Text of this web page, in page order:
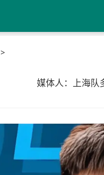
>
媒体人：上海队